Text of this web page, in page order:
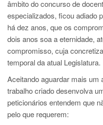
âmbito do concurso de
especializados, ficou adiado
há dez anos, que os
dois anos soa a eternidade,
compromisso, cuja
temporal da atual Legislatura.
Aceitando aguardar mais um
trabalho criado desenvolva
peticionários entendem que
pelo que requerem: